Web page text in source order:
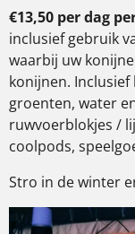
€13,50 per dag
inclusief gebruik
waarbij uw
konijnen.
groenten, water
ruwvoerblokjes /
coolpods,
Stro in de winter